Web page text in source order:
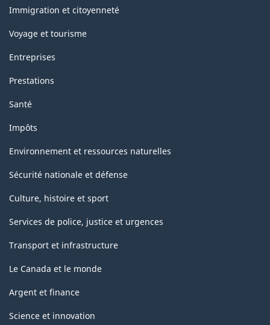
sujets
Immigration et citoyenneté
Voyage et tourisme
Entreprises
Prestations
Santé
Impôts
Environnement et ressources naturelles
Sécurité nationale et défense
Culture, histoire et sport
Services de police, justice et urgences
Transport et infrastructure
Le Canada et le monde
Argent et finance
Science et innovation